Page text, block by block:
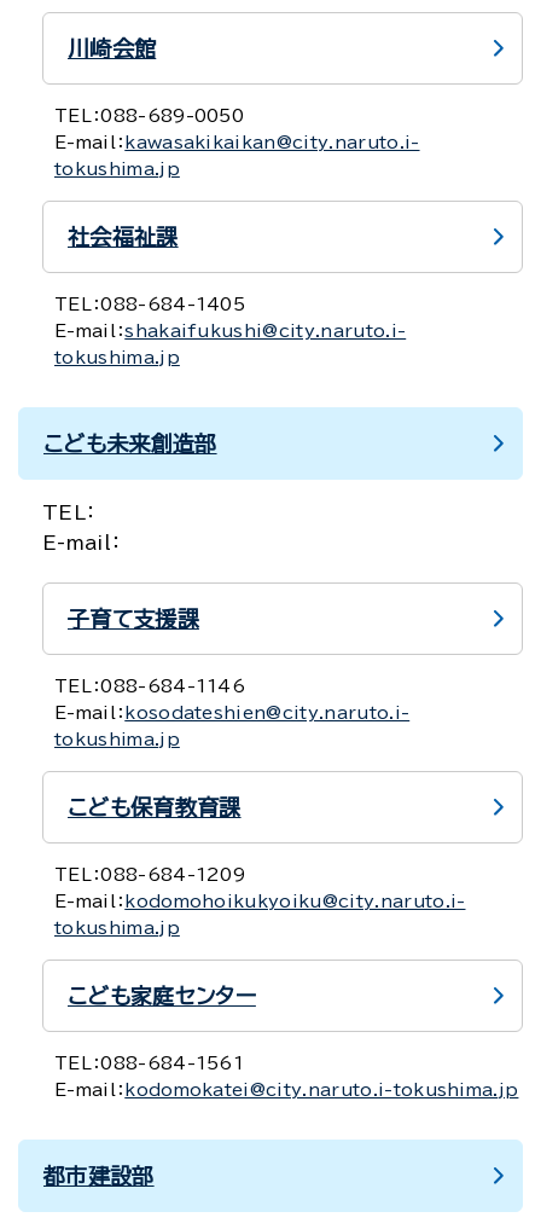
川崎会館
TEL：088-689-0050
E-mail： kawasakikaikan@city.naruto.i-
tokushima.jp
社会福祉課
TEL：088-684-1405
E-mail：shakaifukushi@city.naruto.i-
tokushima.jp
こども未来創造部
TEL：
E-mail：
子育て支援課
TEL：088-684-1146
E-mail： kosodateshien@city.naruto.i-
tokushima.jp
こども保育教育課
TEL：088-684-1209
E-mail： kodomohoikukyoiku@city.naruto.i-
tokushima.jp
こども家庭センター
TEL：088-684-1561
E-mail： kodomokatei@city.naruto.i-tokushima.jp
都市建設部